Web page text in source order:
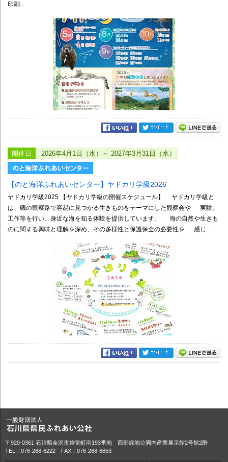
印刷...
開催日 2026年4月1日（水）～ 2027年3月31日（水）
【のと海洋ふれあいセンター】ヤドカリ学級2026
ヤドカリ学級2025 【ヤドカリ学級の開催スケジュール】 ヤドカリ学級と
は、磯の観察路で容易に見つかる生きものをテーマにした観察会や 実験、
工作等を行い、身近な海を知る体験を提供しています。 海の自然や生きも
のに関する興味と理解を深め、その多様性と保護保全の必要性を 感じ...
〒920-0361 石川県金沢市袋畠町南193番地 西部緑地公園内産業展示館2号館2階
TEL：076-268-6222 FAX：076-268-6653